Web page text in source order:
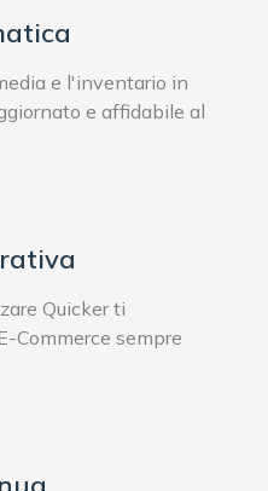
e l'inventario in
e affidabile al
Quicker ti
Commerce sempre